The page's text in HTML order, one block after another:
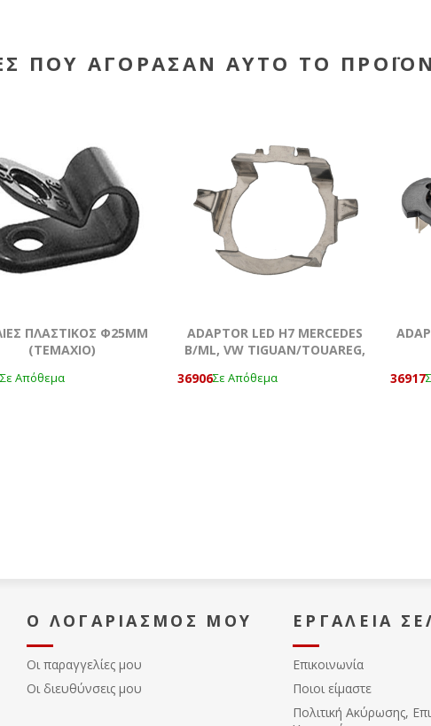
ΠΟΥ ΑΓΌΡΑΣΑΝ ΑΥΤΌ ΤΟ
ΠΛΑΣΤΙΚΟΣ Φ25MM
(ΤΕΜΆΧΙΟ)
Σε Απόθεμα
ADAPTOR LED H7 MERCEDES
B/ML, VW TIGUAN/TOUAREG,
OCTAVIA
36906Σε Απόθεμα
36917
Ο ΛΟΓΑΡΙΑΣΜΌΣ ΜΟΥ
Οι παραγγελίες μου
Οι διευθύνσεις μου
ΕΡΓΑΛΕΊΑ
Επικοινωνία
Ποιοι είμαστε
Πολιτική Ακύρωσης,